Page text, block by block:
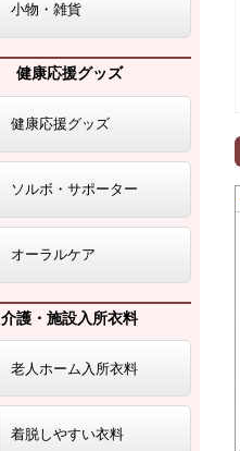
小物・雑貨
健康応援グッズ
健康応援グッズ
ソルボ・サポーター
オーラルケア
介護・施設入所衣料
老人ホーム入所衣料
着脱しやすい衣料